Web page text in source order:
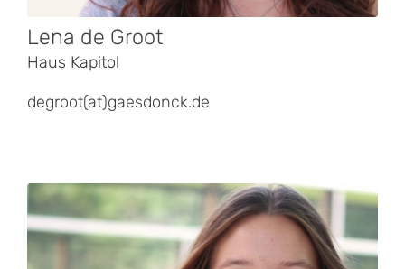
Lena de Groot
Haus Kapitol
degroot(at)gaesdonck.de